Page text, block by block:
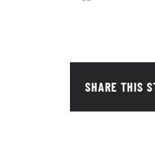
SHARE THIS